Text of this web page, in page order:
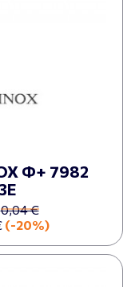
Φ+ 7982
0,04 €
(-20%)